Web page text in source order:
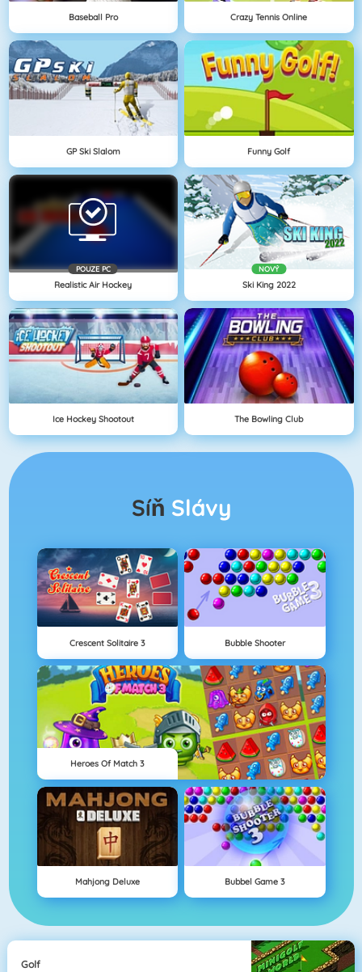
Baseball Pro Crazy Tennis Online
GP Ski Slalom Funny Golf
POUZE PC
Realistic Air Hockey
NOVÝ
Ski King 2022
Ice Hockey Shootout The Bowling Club
Síň Slávy
Crescent Solitaire 3 Bubble Shooter
Heroes Of Match 3
Mahjong Deluxe Bubbel Game 3
Golf